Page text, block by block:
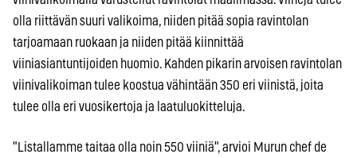
olla riittävän suuri valikoima, niiden pitää sopia ravintolan
tarjoamaan ruokaan ja niiden pitää kiinnittää
viiniasiantuntijoiden huomio. Kahden pikarin arvoisen ravintolan
viinivalikoiman tulee koostua vähintään 350 eri viinistä, joita
tulee olla eri vuosikertoja ja laatuluokitteluja.
"Listallamme taitaa olla noin 550 viiniä", arvioi Murun chef de